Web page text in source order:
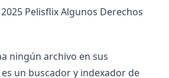
Pelisflix Algunos Derechos
ningún archivo en sus
un buscador y indexador de